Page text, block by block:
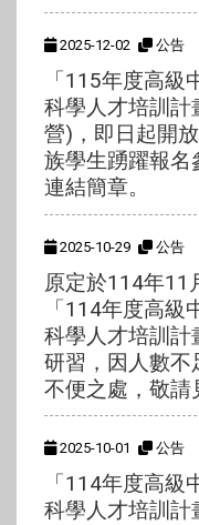
2025-12-02 公告
「115年度高
科學人才培訓計
營)，即日起開
族學生踴躍報名
連結簡章。
2025-10-29 公告
原定於114年11
「114年度高
科學人才培訓計
研習，因人數不
不便之處，敬請
2025-10-01 公告
「114年度高
科學人才培訓計